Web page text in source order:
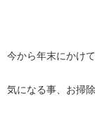
今から年末にかけ
気になる事、お掃